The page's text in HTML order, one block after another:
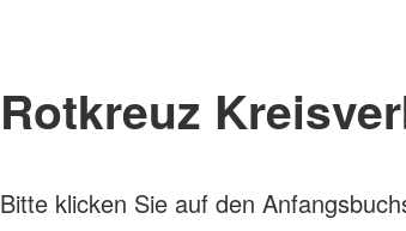
Rotkreuz
Bitte klicken Sie auf den